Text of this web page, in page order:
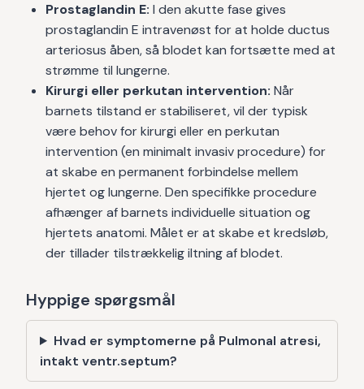
Prostaglandin E: I den akutte fase gives
prostaglandin E intravenøst for at holde ductus
arteriosus åben, så blodet kan fortsætte med at
strømme til lungerne.
Kirurgi eller perkutan intervention: Når
barnets tilstand er stabiliseret, vil der typisk
være behov for kirurgi eller en perkutan
intervention (en minimalt invasiv procedure) for
at skabe en permanent forbindelse mellem
hjertet og lungerne. Den specifikke procedure
afhænger af barnets individuelle situation og
hjertets anatomi. Målet er at skabe et kredsløb,
der tillader tilstrækkelig iltning af blodet.
Hyppige spørgsmål
Hvad er symptomerne på Pulmonal atresi,
intakt ventr.septum?